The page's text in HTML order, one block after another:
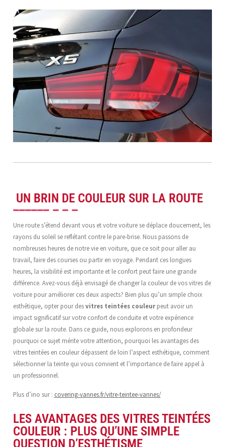
UN BRIN DE COULEUR SUR LA ROUTE
Une route s’étend devant vous et votre voiture se déplace doucement, les
rayons du soleil se reflétant contre le pare-brise. Nous passons de
nombreuses heures de notre vie en voiture, que ce soit pour aller au
travail, faire des courses ou partir en voyage. Pendant ces longues
heures, la visibilité est importante et le confort peut faire une grande
différence. Avez-vous déjà envisagé de changer la couleur de vos vitres de
voiture pour améliorer ces deux aspects? Bien plus qu’un simple choix
esthétique, opter pour desvitres teintées couleurpeut avoir un
impact significatif sur votre confort de conduite et votre expérience
globale sur la route. Dans ce guide, nous explorons en profondeur
pourquoi ce sujet mérite votre attention, pourquoi les avantages des
vitres teintées en couleur dépassent de loin l’aspect esthétique, comment
sélectionner la teinte qui vous convient et l’importance de faire appel à
un professionnel.
Plus d’ino sur : covering-vannes.fr/vitre-teintee-vannes/
LES AVANTAGES DES VITRES TEINTÉES
COULEUR : PLUS QU’UNE SIMPLE
QUESTION D’ESTHÉTISME